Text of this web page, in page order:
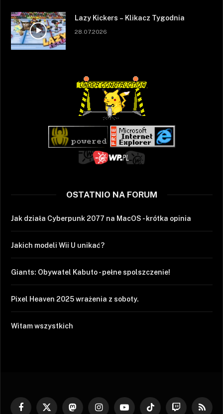
Lazy Kickers – Klikacz Tygodnia
28.07.2026
OSTATNIO NA FORUM
Jak działa Cyberpunk 2077 na MacOS - krótka opinia
Jakich modeli Wii U unikać?
Giants: Obywatel Kabuto - pełne spolszczenie!
Pixel Heaven 2025 wrażenia z soboty.
Witam wszystkich
Facebook
X MastodonInstagramYouTubeTikTok Twitch RSS